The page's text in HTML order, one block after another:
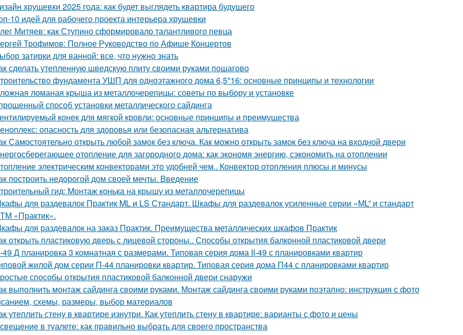
хрущевки 2025 года: как будет выглядеть квартира будущего
10 идей для рабочего проекта интерьера хрущевки
Митяев: как Ступино сформировало талантливого певца
Трофимов: Полное Руководство по Афише Концертов
затирки для ванной: все, что нужно знать
сделать утепленную шведскую плиту своими руками пошагово
фундамента УШП для одноэтажного дома 6,5*16: основные принципы и технологии
ломаная крыша из металлочерепицы: советы по выбору и установке
способ установки металлического сайдинга
конек для мягкой кровли: основные принципы и преимущества
опасность для здоровья или безопасная альтернатива
Самостоятельно открыть любой замок без ключа. Как можно открыть замок без ключа на входной двери
отопление для загородного дома: как экономя энергию, сэкономить на отоплении
электрическим конвекторами это удобней чем.. Конвектор отопления плюсы и минусы
построить недорогой дом своей мечты. Введение
гид: Монтаж конька на крышу из металлочерепицы
для раздевалок Практик ML и LS Стандарт. Шкафы для раздевалок усиленные серии «ML” и стандарт
«Практик».
для раздевалок на заказ Практик. Преимущества металлических шкафов Практик
открыть пластиковую дверь с лицевой стороны.. Способы открытия балконной пластиковой двери
Д планировка 3 комнатная с размерами. Типовая серия дома II-49 с планировками квартир
жилой дом серии П-44 планировки квартир. Типовая серия дома П44 с планировками квартир
способы открытия пластиковой балконной двери снаружи
выполнить монтаж сайдинга своими руками. Монтаж сайдинга своими руками поэтапно: инструкция с фото
схемы, размеры, выбор материалов
утеплить стену в квартире изнутри. Как утеплить стену в квартире: варианты с фото и цены
в туалете: как правильно выбрать для своего пространства